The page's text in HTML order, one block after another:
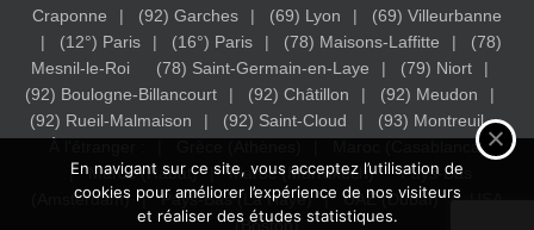
Craponne
(92) Garches (69) Lyon
(69) Villeurbanne
(12°) Paris
(16°) Paris (78) Maisons-Laffitte
(78)
Mesnil-le-Roi
(78) Saint-Germain-en-Laye
(79) Niort
(92) Boulogne-Billancourt
(92) Châtillon
(92) Meudon
(92) Rueil-Malmaison
(92) Saint-Cloud
(93) Montreuil
Maroc (Casablanca)
Maroc (Rabat)
Maroc (Marrakech)
Pays-Bas
(Amsterdam)
Pays-Bas (La Haye) UAE (Dubaï)
(Boston)
En navigant sur ce site, vous acceptez l’utilisation de
cookies pour améliorer l’expérience de nos visiteurs
et réaliser des études statistiques.